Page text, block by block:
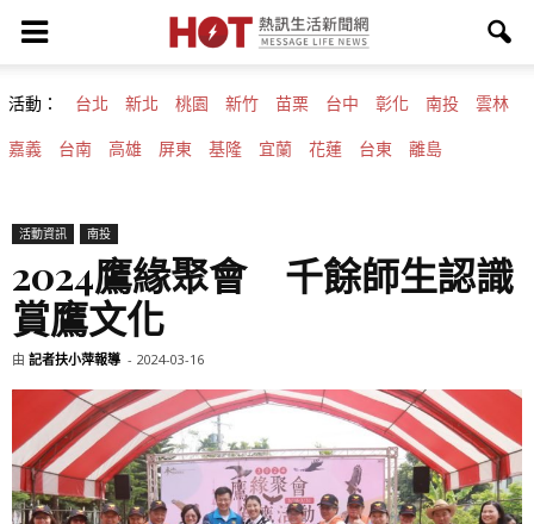
活動： 台北 新北 桃園 新竹 苗栗 台中 彰化 南投 雲林
嘉義 台南 高雄 屏東 基隆 宜蘭 花蓮 台東 離島
活動資訊 南投
2024鷹緣聚會 千餘師生認識
賞鷹文化
由 記者扶小萍報導 - 2024-03-16